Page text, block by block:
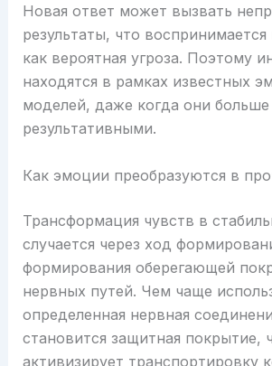
Новая ответ может вызвать
результаты, что
как вероятная угроза. Поэтому
находятся в рамках известных
моделей, даже когда они больше
результативными.
Как эмоции преобразуются в
Трансформация чувств в
случается через ход
формирования оберегающей
нервных путей. Чем чаще
определенная нервная
становится защитная покрытие,
активизирует транспортировку